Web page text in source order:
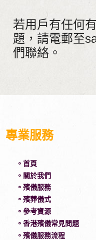
若用戶有任何
題，請電郵至
們聯絡。
專業服務
。首頁
。關於我們
。殯儀服務
。殯葬儀式
。參考資源
。香港殯儀常見問题
。殯儀服務流程